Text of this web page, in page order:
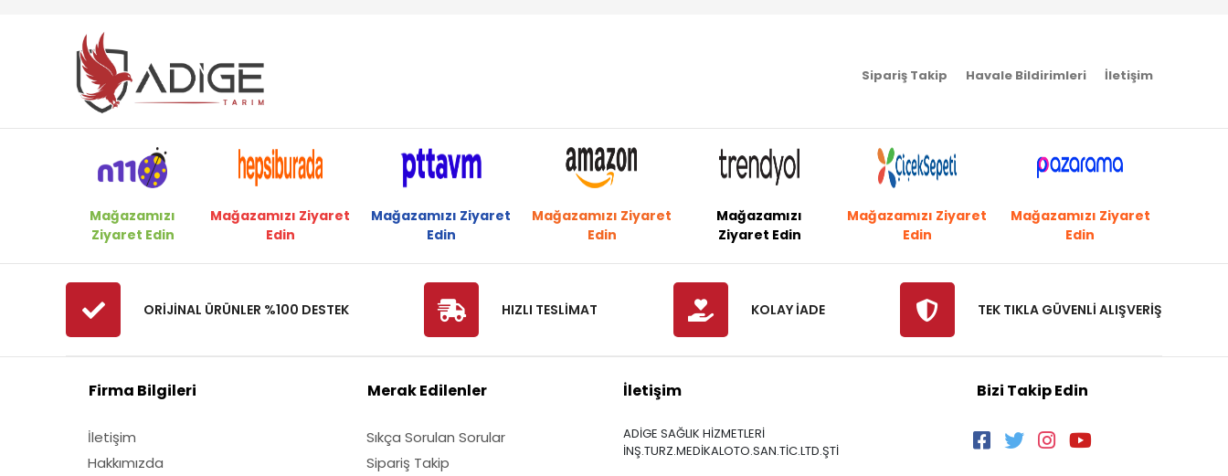
Dakkin
Deltadem
Deltadem
Echo
Efor
Ekolojik Tarım
Elmacıoğlu
Eurosystems
Fadelsan
Felco
Ferrino
First
Sipariş Takip Havale Bildirimleri İletişim
Mağazamızı
Ziyaret Edin
Mağazamızı Ziyaret
Edin
Mağazamızı Ziyaret
Edin
Mağazamızı Ziyaret
Edin
Mağazamızı
Ziyaret Edin
Mağazamızı Ziyaret
Edin
Mağazamızı Ziyaret
Edin
ORİJİNAL ÜRÜNLER %100 DESTEK HIZLI TESLİMAT KOLAY İADE TEK TIKLA GÜVENLİ ALIŞVERİŞ
Firma Bilgileri
İletişim
Hakkımızda
Merak Edilenler
Sıkça Sorulan Sorular
Sipariş Takip
İletişim
ADİGE SAĞLIK HİZMETLERİ
İNŞ.TURZ.MEDİKALOTO.SAN.TİC.LTD.ŞTİ
Bizi Takip Edin